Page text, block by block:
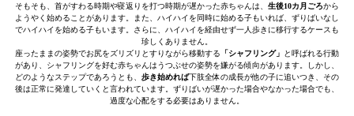
そもそも、首がすわる時期や寝返りを打つ時期が遅かった赤ちゃんは、 生後10カ月ごろから
ようやく始めることがあります。また、ハイハイを同時に始める子もいれば、ずりばいなし
でハイハイを始める子もいます。さらに、ハイハイを経由せず一人歩きに移行するケースも
珍しくありません。
座ったままの姿勢でお尻をズリズリとすりながら移動する 「シャフリング」
と呼ばれる行動
があり、シャフリングを好む赤ちゃんはうつぶせの姿勢を嫌がる傾向があります。しかし、
どのようなステップであろうとも、 歩き始めれば下肢全体の成長が他の子に追いつき、その
後は正常に発達していくと言われています。ずりばいが遅かった場合やなかった場合でも、
過度な心配をする必要はありません。